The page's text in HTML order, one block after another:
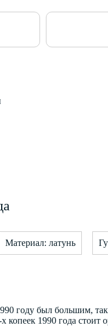
Материал: латунь
году был большим,
1990 года стоит